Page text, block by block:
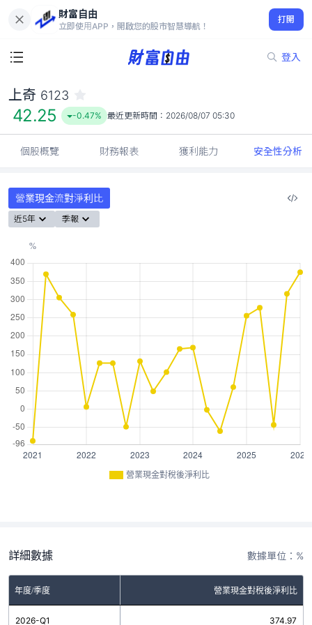
財富自由
立即使用APP，開啟您的股市智慧導航！
打開
登入
42.25
-0.47%
上奇 6123
42.25 -0.47% 最近更新時間： 2026/08/07 05:30
個股概覽 財務報表 獲利能力 安全性分析
營業現金流對淨利比
近5年 季報
營業現金對稅後淨利比
詳細數據 數據單位：%
年度/季度 營業現金對稅後淨利比
2026-Q1 374.97